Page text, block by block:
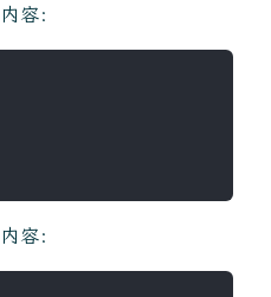
内容：
内容：